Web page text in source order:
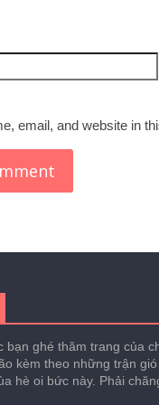
email, and website in
bạn ghé thăm trang của
kèm theo những trận
hè oi bức này. Phải